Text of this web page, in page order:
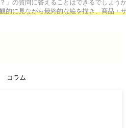
」の質問に答えることはできるでしょう
的に見ながら最終的な絵を描き、商品・
コラム